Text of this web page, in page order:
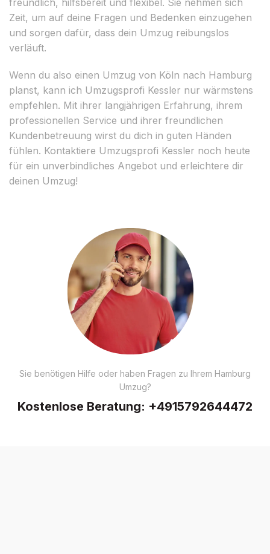
Zeit, um auf deine Fragen und Bedenken einzugehen
und sorgen dafür, dass dein Umzug reibungslos
verläuft.
Wenn du also einen Umzug von Köln nach Hamburg
planst, kann ich Umzugsprofi Kessler nur wärmstens
empfehlen. Mit ihrer langjährigen Erfahrung, ihrem
professionellen Service und ihrer freundlichen
Kundenbetreuung wirst du dich in guten Händen
fühlen. Kontaktiere Umzugsprofi Kessler noch heute
für ein unverbindliches Angebot und erleichtere dir
deinen Umzug!
Sie benötigen Hilfe oder haben Fragen zu Ihrem Hamburg
Umzug?
Kostenlose Beratung: +4915792644472